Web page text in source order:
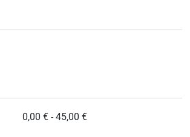
0,00 € - 45,00 €